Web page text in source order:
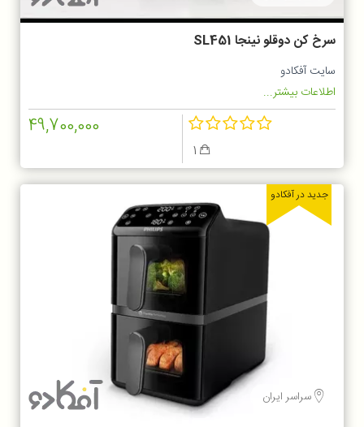
سرخ کن دوقلو نینجا SL451
سایت آفکادو
اطلاعات بیشتر...
1
49,700,000
جدید در آفکادو
سراسر ایران